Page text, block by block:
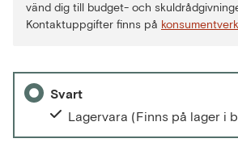
vänd dig till budget- och
Kontaktuppgifter finns på
Svart
Lagervara (Finns på lager i